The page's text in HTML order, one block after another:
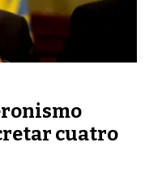
cuatro